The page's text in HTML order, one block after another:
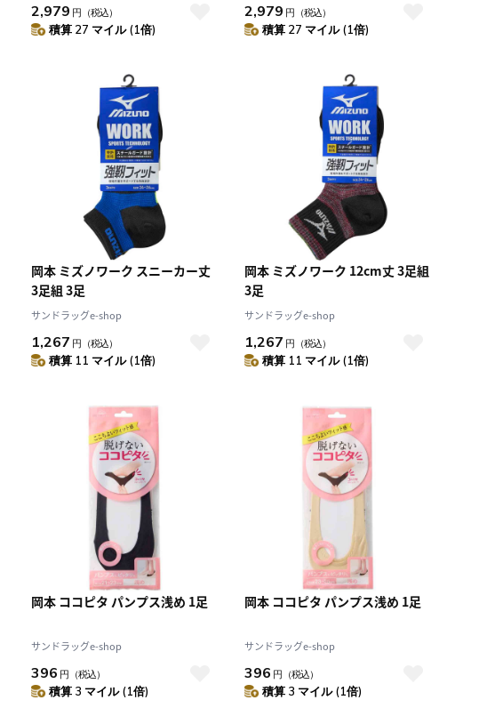
2,979 円 （税込）
積算 27 マイル (1倍)
2,979 円 （税込）
積算 27 マイル (1倍)
岡本 ミズノワーク スニーカー丈
3足組 3足
サンドラッグe-shop
1,267 円 （税込）
積算 11 マイル (1倍)
岡本 ミズノワーク 12cm丈 3足組
3足
サンドラッグe-shop
1,267 円 （税込）
積算 11 マイル (1倍)
岡本 ココピタ パンプス浅め 1足
サンドラッグe-shop
396 円 （税込）
積算 3 マイル (1倍)
岡本 ココピタ パンプス浅め 1足
サンドラッグe-shop
396 円 （税込）
積算 3 マイル (1倍)